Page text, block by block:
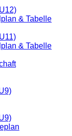
& Tabelle
& Tabelle